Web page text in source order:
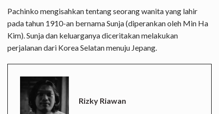
Pachinko mengisahkan tentang seorang wanita yang lahir
pada tahun 1910-an bernama Sunja (diperankan oleh Min Ha
Kim). Sunja dan keluarganya diceritakan melakukan
perjalanan dari Korea Selatan menuju Jepang.
Rizky Riawan